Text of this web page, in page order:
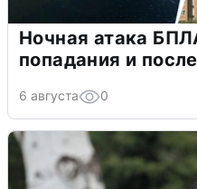
Ночная атака
попадания и
6 августа 0